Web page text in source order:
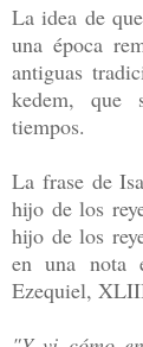
La idea de
una época
antiguas
kedem, que
tiempos.
La frase de
hijo de los
hijo de los
en una nota
Ezequiel,